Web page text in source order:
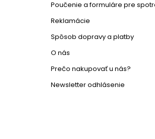
Poučenie a formuláre pre
Reklamácie
Spôsob dopravy a platby
O nás
Prečo nakupovať u nás?
Newsletter odhlásenie